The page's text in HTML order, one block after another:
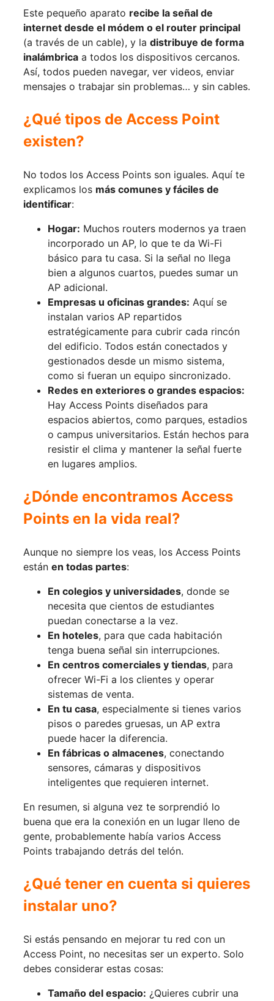
Este pequeño aparato recibe la señal de
internet desde el módem o el router principal
(a través de un cable), y la distribuye de forma
inalámbrica a todos los dispositivos cercanos.
Así, todos pueden navegar, ver videos, enviar
mensajes o trabajar sin problemas… y sin cables.
¿Qué tipos de Access Point
existen?
No todos los Access Points son iguales. Aquí te
explicamos los más comunes y fáciles de
identificar:
Hogar: Muchos routers modernos ya traen
incorporado un AP, lo que te da Wi-Fi
básico para tu casa. Si la señal no llega
bien a algunos cuartos, puedes sumar un
AP adicional.
Empresas u oficinas grandes: Aquí se
instalan varios AP repartidos
estratégicamente para cubrir cada rincón
del edificio. Todos están conectados y
gestionados desde un mismo sistema,
como si fueran un equipo sincronizado.
Redes en exteriores o grandes espacios:
Hay Access Points diseñados para
espacios abiertos, como parques, estadios
o campus universitarios. Están hechos para
resistir el clima y mantener la señal fuerte
en lugares amplios.
¿Dónde encontramos Access
Points en la vida real?
Aunque no siempre los veas, los Access Points
están en todas partes:
En colegios y universidades, donde se
necesita que cientos de estudiantes
puedan conectarse a la vez.
En hoteles, para que cada habitación
tenga buena señal sin interrupciones.
En centros comerciales y tiendas, para
ofrecer Wi-Fi a los clientes y operar
sistemas de venta.
En tu casa, especialmente si tienes varios
pisos o paredes gruesas, un AP extra
puede hacer la diferencia.
En fábricas o almacenes, conectando
sensores, cámaras y dispositivos
inteligentes que requieren internet.
En resumen, si alguna vez te sorprendió lo
buena que era la conexión en un lugar lleno de
gente, probablemente había varios Access
Points trabajando detrás del telón.
¿Qué tener en cuenta si quieres
instalar uno?
Si estás pensando en mejorar tu red con un
Access Point, no necesitas ser un experto. Solo
debes considerar estas cosas:
Tamaño del espacio: ¿Quieres cubrir una